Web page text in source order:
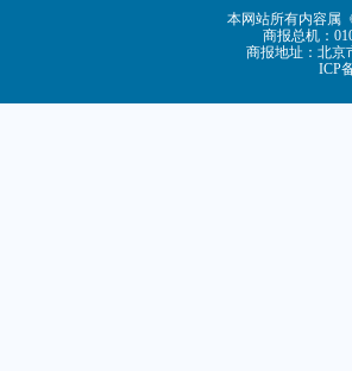
本网站所有内容属
商报总机：
商报地址：北京
ICP